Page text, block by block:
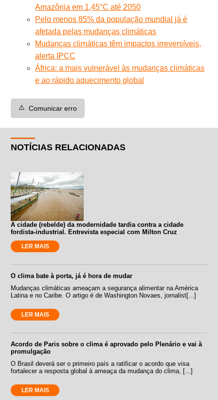
Amazônia em 1,45°C até 2050
Pelo menos 85% da população mundial já é
afetada pelas mudanças climáticas
Mudanças climáticas têm impactos irreversíveis,
alerta IPCC
África: a mais vulnerável às mudanças climáticas
e ao rápido aquecimento global
⚠️ Comunicar erro
NOTÍCIAS RELACIONADAS
A cidade (rebelde) da modernidade tardia contra a cidade
fordista-industrial. Entrevista especial com Milton Cruz
LER MAIS
O clima bate à porta, já é hora de mudar
Mudanças climáticas ameaçam a segurança alimentar na América
Latina e no Caribe. O artigo é de Washington Novaes, jornalist[...]
LER MAIS
Acordo de Paris sobre o clima é aprovado pelo Plenário e vai à
promulgação
O Brasil deverá ser o primeiro país a ratificar o acordo que visa
fortalecer a resposta global à ameaça da mudança do clima, [...]
LER MAIS